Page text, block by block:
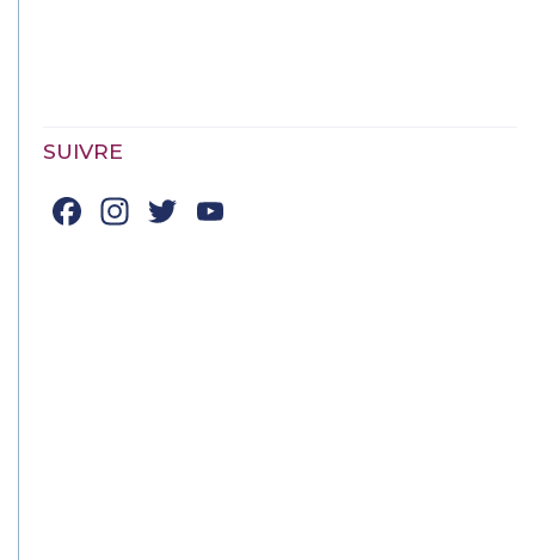
SUIVRE
Facebook
Instagram
Twitter